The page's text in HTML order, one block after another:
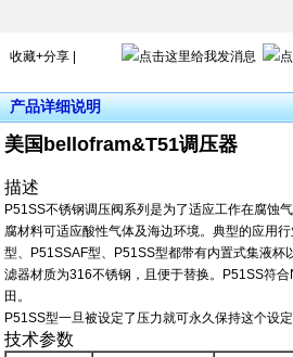
收藏+分享
产品详细说明
美国bellofram&T51调压器
描述
P51SS不锈钢调压阀系列是为了适应工作在腐蚀
腐材料可适应酸性气体及海边环境。典型的应用
型、P51SSAF型、P51SS型都带有内置式集液
滤器材质为316不锈钢，且便于替换。P51SS符
田。
P51SS型一旦被设定了压力就可永久保持这个设
技术参数